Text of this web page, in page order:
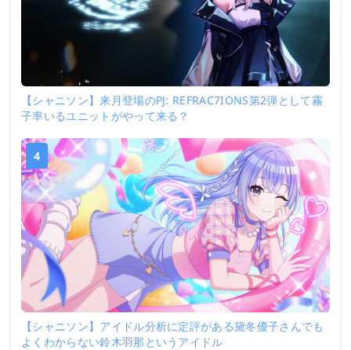
【シャニソン】来月登場のPJ: REFRAC7IONS第2弾として霧
子率いるユニットがやって来る？
4
【シャニソン】アイドル分析に定評がある黛冬優子さんでも
よくわからない鈴木羽那というアイドル